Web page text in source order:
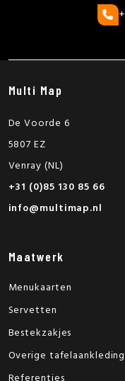
Multi Map
De Voorde 6
5807 EZ
Venray (NL)
+31 (0)85 130 85 66
info@multimap.nl
Maatwerk
Menukaarten
Servetten
Bestekzakjes
Overige tafelaankleding